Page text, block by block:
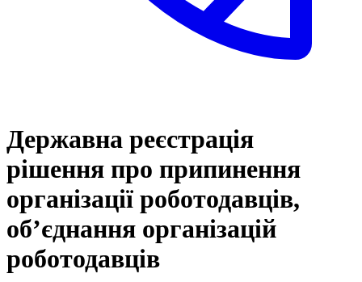
Державна реєстрація
рішення про припинення
організації роботодавців,
об’єднання організацій
роботодавців